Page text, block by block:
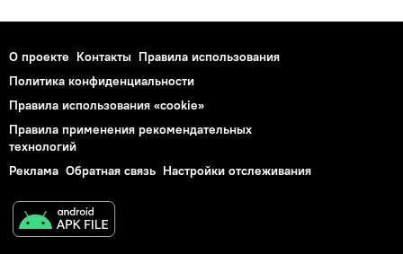
О проекте Контакты Правила использования
Политика конфиденциальности
Правила использования «cookie»
Правила применения рекомендательных
технологий
Реклама Обратная связь Настройки отслеживания